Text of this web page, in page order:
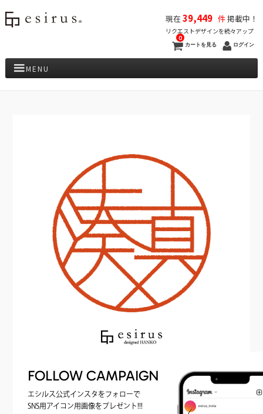
現在39,449 件掲載中！
リクエストデザインを続々アップ
カートを見る
0
ログイン
MENU
FOLLOW CAMPAIGN
エシルス公式インスタをフォローで
SNS用アイコン用画像をプレゼント!!!